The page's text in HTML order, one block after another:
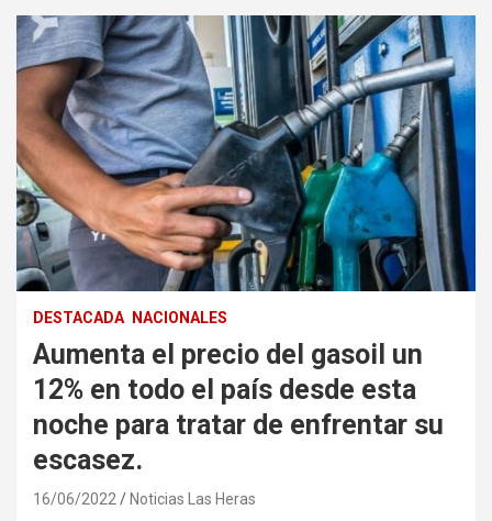
DESTACADA NACIONALES
Aumenta el precio del gasoil un
12% en todo el país desde esta
noche para tratar de enfrentar su
escasez.
16/06/2022 Noticias Las Heras